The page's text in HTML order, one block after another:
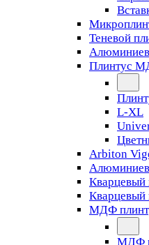
Теневой
Плинтус
L-XL
Arbiton
Кварцевый
Кварцевый
МДФ
МДФ